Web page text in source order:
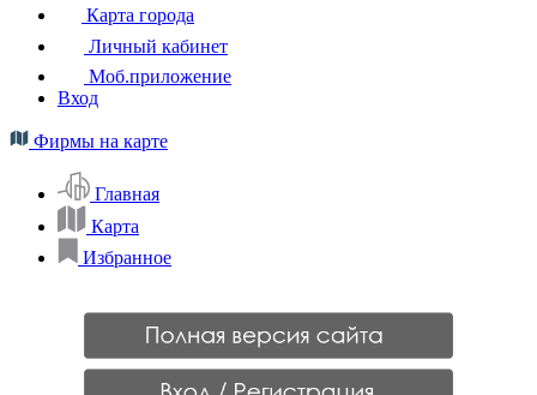
Карта города
Личный кабинет
Моб.приложение
Вход
Фирмы на карте
Главная
Карта
Избранное